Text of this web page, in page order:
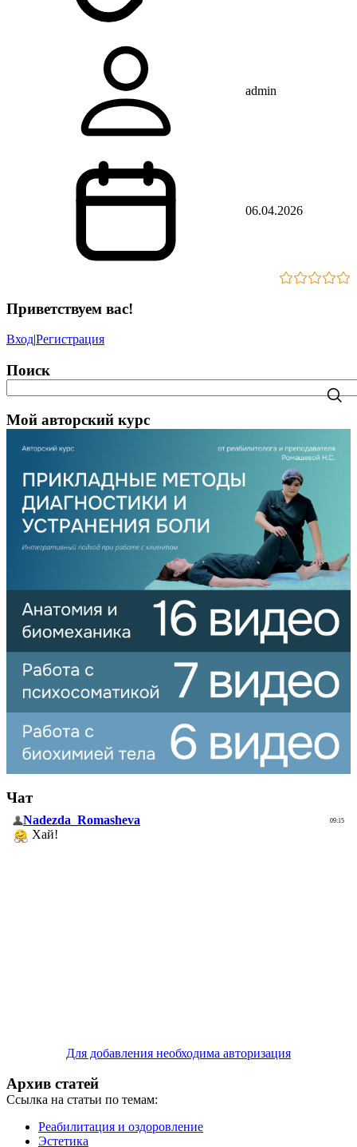
admin
06.04.2026
Приветствуем вас!
ВходРегистрация
Поиск
Мой авторский курс
Чат
Для добавления необходима авторизация
Архив статей
Ссылка на статьи по темам:
Реабилитация и оздоровление
Эстетика